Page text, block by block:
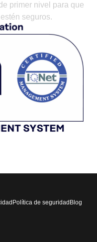
primer nivel para que
seguros.
Política de seguridad Blog